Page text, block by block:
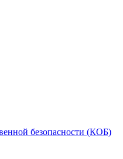
безопасности (КОБ)